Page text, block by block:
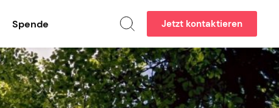
Spende Jetzt kontaktieren